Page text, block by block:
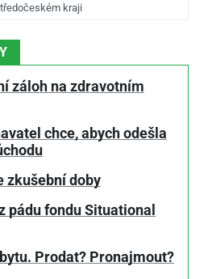
kraji
záloh na zdravotním
chce, abych odešla
zkušební doby
pádu fondu Situational
Prodat? Pronajmout?